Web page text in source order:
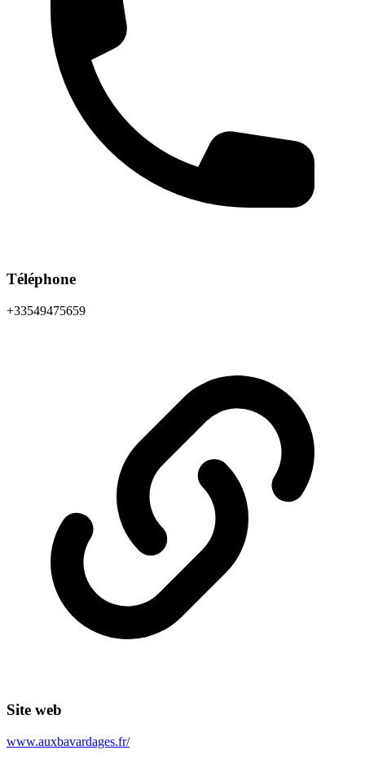
Téléphone
+33549475659
Site web
www.auxbavardages.fr/